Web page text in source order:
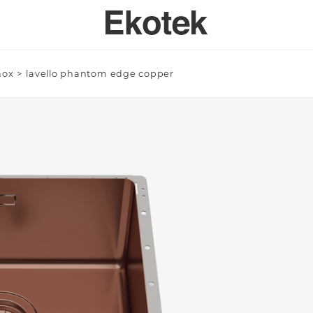
BAGNO
> lavello phantom edge copper